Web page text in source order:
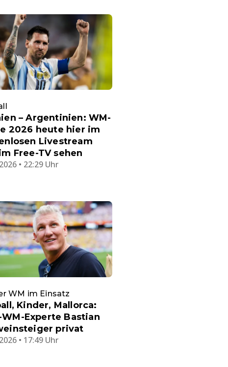
– Argentinien: WM-
2026 heute hier im
Livestream
Free-TV sehen
• 22:29 Uhr
WM im Einsatz
Kinder, Mallorca:
WM-Experte Bastian
privat
• 17:49 Uhr